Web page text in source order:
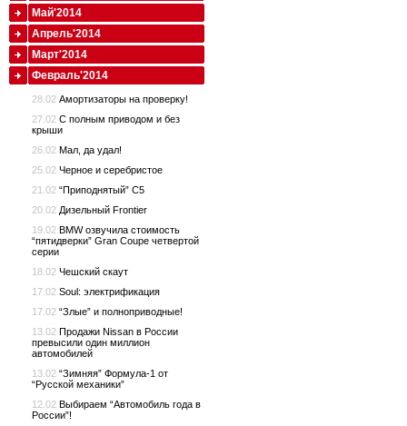
Май'2014
Апрель'2014
Март'2014
Февраль'2014
28.02 Амортизаторы на проверку!
27.02 С полным приводом и без
крыши
26.02 Мал, да удал!
25.02 Черное и серебристое
21.02 “Приподнятый” C5
20.02 Дизельный Frontier
19.02 BMW озвучила стоимость
“пятидверки” Gran Coupe четвертой
серии
18.02 Чешский скаут
17.02 Soul: электрификация
17.02 “Злые” и полноприводные!
13.02 Продажи Nissan в России
превысили один миллион
автомобилей
13.02 “Зимняя” Формула-1 от
“Русской механики”
12.02 Выбираем “Автомобиль года в
России”!